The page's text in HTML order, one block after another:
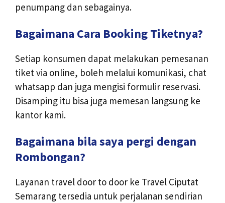
penumpang dan sebagainya.
Bagaimana Cara Booking Tiketnya?
Setiap konsumen dapat melakukan pemesanan
tiket via online, boleh melalui komunikasi, chat
whatsapp dan juga mengisi formulir reservasi.
Disamping itu bisa juga memesan langsung ke
kantor kami.
Bagaimana bila saya pergi dengan
Rombongan?
Layanan travel door to door ke Travel Ciputat
Semarang tersedia untuk perjalanan sendirian